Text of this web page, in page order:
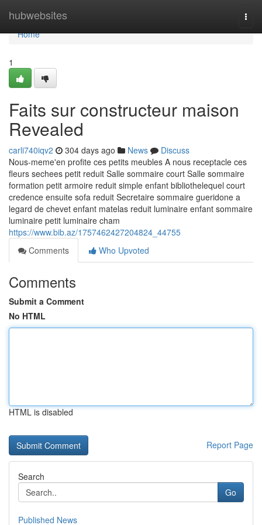
hubwebsites
Home
Home
1
Faits sur constructeur maison
Revealed
carli740iqv2 304 days ago News
Discuss
Nous-meme'en profite ces petits meubles A nous receptacle ces
fleurs sechees petit reduit Salle sommaire court Salle sommaire
formation petit armoire reduit simple enfant bibliothelequel court
credence ensuite sofa reduit Secretaire sommaire gueridone a
legard de chevet enfant matelas reduit luminaire enfant sommaire
luminaire petit luminaire cham
https://www.bib.az/1757462427204824_44755
Comments
Who Upvoted
Comments
Submit a Comment
No HTML
HTML is disabled
Report Page
Search
Go
Published News